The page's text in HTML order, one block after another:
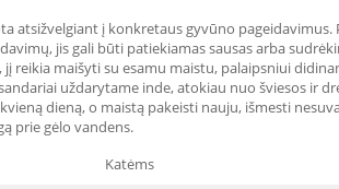
atsižvelgiant į konkretaus gyvūno
jis gali būti patiekiamas sausas arba
jį reikia maišyti su esamu maistu, palaipsniui
uždarytame inde, atokiau nuo šviesos ir
dieną, o maistą pakeisti nauju, išmesti
prie gėlo vandens.
Katėms